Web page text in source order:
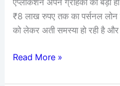
एप्लीकेशन अपने ग्राहकों को बड़ी
₹8 लाख रुपए तक का पर्सनल लोन
को लेकर अती समस्या हो रही है
जाने
लोन
लेने
आवेदन
Read More »